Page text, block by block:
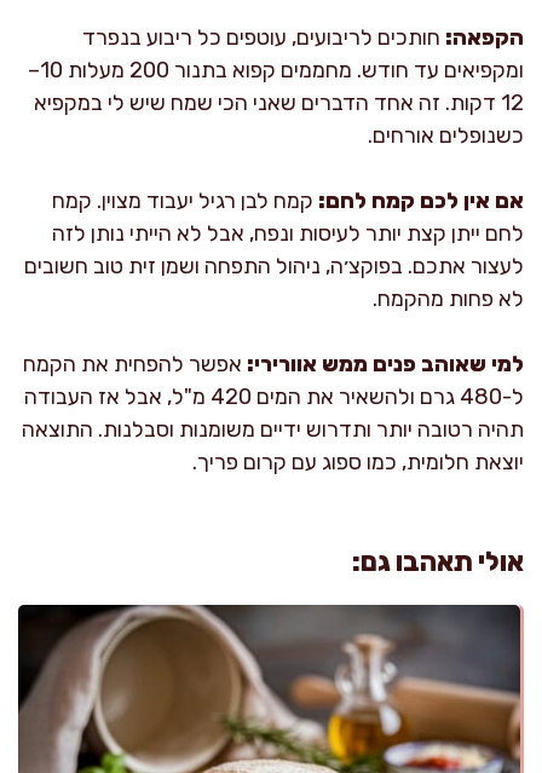
הקפאה: חותכים לריבועים, עוטפים כל ריבוע בנפרד
ומקפיאים עד חודש. מחממים קפוא בתנור 200 מעלות 10–
12 דקות. זה אחד הדברים שאני הכי שמח שיש לי במקפיא
כשנופלים אורחים.
אם אין לכם קמח לחם: קמח לבן רגיל יעבוד מצוין. קמח
לחם ייתן קצת יותר לעיסות ונפח, אבל לא הייתי נותן לזה
לעצור אתכם. בפוקצ׳ה, ניהול התפחה ושמן זית טוב חשובים
לא פחות מהקמח.
למי שאוהב פנים ממש אוורירי: אפשר להפחית את הקמח
ל-480 גרם ולהשאיר את המים 420 מ"ל, אבל אז העבודה
תהיה רטובה יותר ותדרוש ידיים משומנות וסבלנות. התוצאה
יוצאת חלומית, כמו ספוג עם קרום פריך.
אולי תאהבו גם: